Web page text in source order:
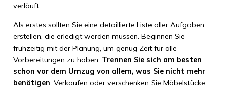
verläuft.
Als erstes sollten Sie eine detaillierte Liste aller Aufgaben
erstellen, die erledigt werden müssen. Beginnen Sie
frühzeitig mit der Planung, um genug Zeit für alle
Vorbereitungen zu haben. Trennen Sie sich am besten
schon vor dem Umzug von allem, was Sie nicht mehr
benötigen. Verkaufen oder verschenken Sie Möbelstücke,